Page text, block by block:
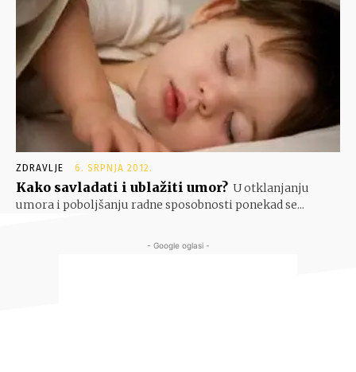
ZDRAVLJE 6. SRPNJA 2012.
Kako savladati i ublažiti umor? U otklanjanju
umora i poboljšanju radne sposobnosti ponekad se...
- Google oglasi -